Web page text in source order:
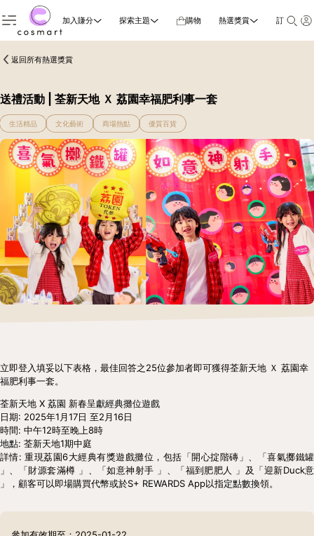
加入賺分 探索主題 購物 熱選獎賞 訂閱雜誌
返回所有熱選獎賞
送禮活動 | 荃新天地 Ｘ 荔園幸福肥利事一套
生活精品 文化藝術 商場熱點 優質百貨
立即登入填妥以下表格，最佳回答之25位參加者即可獲得荃新天地 Ｘ 荔園幸
福肥利事一套。
荃新天地 X 荔園 新春呈獻經典攤位遊戲
日期: 2025年1月17日 至2月16日
時間: 中午12時至晚上8時
地點: 荃新天地1期中庭
詳情: 重現荔園6大經典有獎遊戲攤位，包括「開心掟階磚」、「喜氣擲鐵罐
」、「財源套滿樽 」、「如意神射手 」、「福到肥肥人 」及「迎新Duck意
」，顧客可以即場購買代幣或於S+ REWARDS App以指定點數換領。